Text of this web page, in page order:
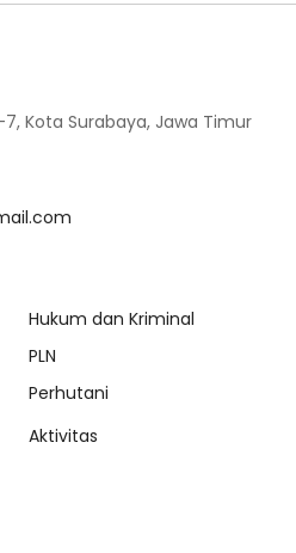
Kota Surabaya, Jawa Timur
Hukum dan Kriminal
PLN
Perhutani
Aktivitas